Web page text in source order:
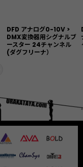
DFD アナログ0-10V >
DMX変換器用シグナルブ
ースター 24チャンネル
(ダグフリーナ）